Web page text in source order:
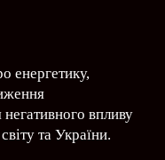
енергетику,
впливу
та України.